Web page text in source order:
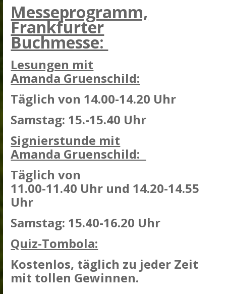
Messeprogramm,
Frankfurter
Buchmesse:
Lesungen mit
Amanda Gruenschild:
Täglich von 14.00-14.20 Uhr
Samstag: 15.-15.40 Uhr
Signierstunde mit
Amanda Gruenschild:
Täglich von
11.00-11.40 Uhr und 14.20-14.55
Uhr
Samstag: 15.40-16.20 Uhr
Quiz-Tombola:
Kostenlos, täglich zu jeder Zeit
mit tollen Gewinnen.